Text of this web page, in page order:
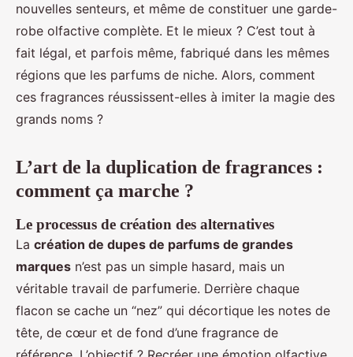
nouvelles senteurs, et même de constituer une garde-
robe olfactive complète. Et le mieux ? C’est tout à
fait légal, et parfois même, fabriqué dans les mêmes
régions que les parfums de niche. Alors, comment
ces fragrances réussissent-elles à imiter la magie des
grands noms ?
L’art de la duplication de fragrances :
comment ça marche ?
Le processus de création des alternatives
La création de dupes de parfums de grandes
marques n’est pas un simple hasard, mais un
véritable travail de parfumerie. Derrière chaque
flacon se cache un “nez” qui décortique les notes de
tête, de cœur et de fond d’une fragrance de